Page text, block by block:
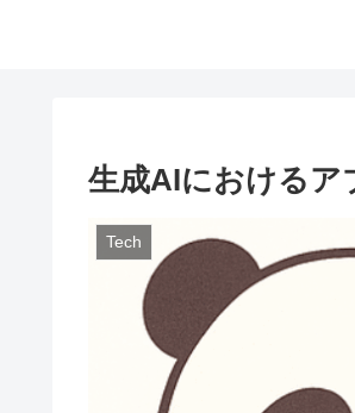
生成AIにおけるア
Tech